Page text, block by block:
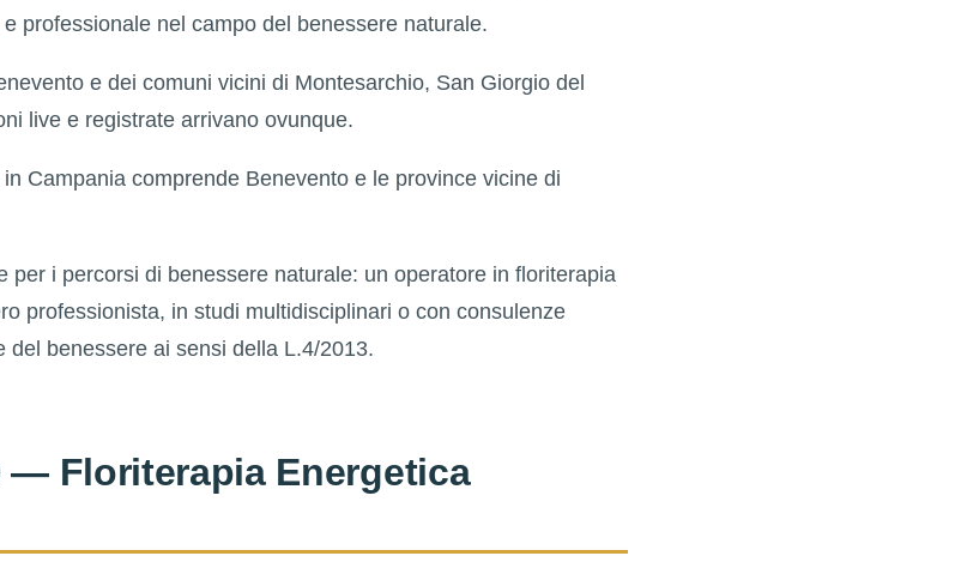
professionale nel campo del benessere naturale.
e dei comuni vicini di Montesarchio, San Giorgio del
live e registrate arrivano ovunque.
Campania comprende Benevento e le province vicine di
per i percorsi di benessere naturale: un operatore in floriterapia
professionista, in studi multidisciplinari o con consulenze
del benessere ai sensi della L.4/2013.
— Floriterapia Energetica